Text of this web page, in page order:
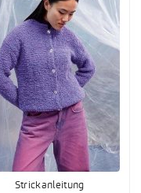
Strickanleitung